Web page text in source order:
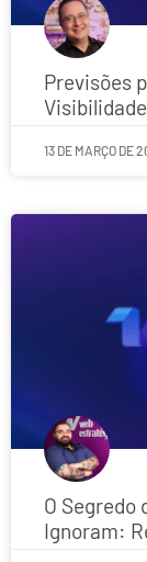
Previsões
13 DE MARÇO DE
O Segredo
Ignoram: